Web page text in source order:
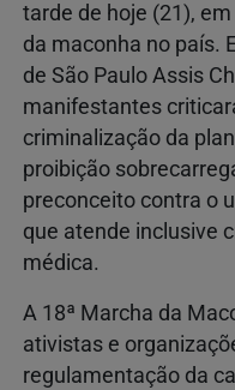
tarde de hoje (21),
da maconha no país.
de São Paulo Assis
manifestantes
criminalização da
proibição
preconceito contra o
que atende inclusive
médica.
A 18ª Marcha da
ativistas e
regulamentação da